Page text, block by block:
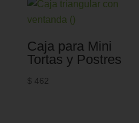
Caja para Mini
Tortas y Postres
$ 462